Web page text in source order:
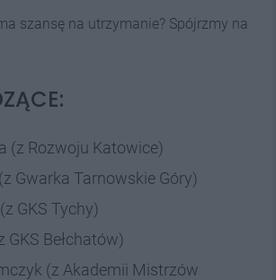
szansę na utrzymanie? Spójrzmy na
(z Rozwoju Katowice)
Gwarka Tarnowskie Góry)
GKS Tychy)
GKS Bełchatów)
(z Akademii Mistrzów